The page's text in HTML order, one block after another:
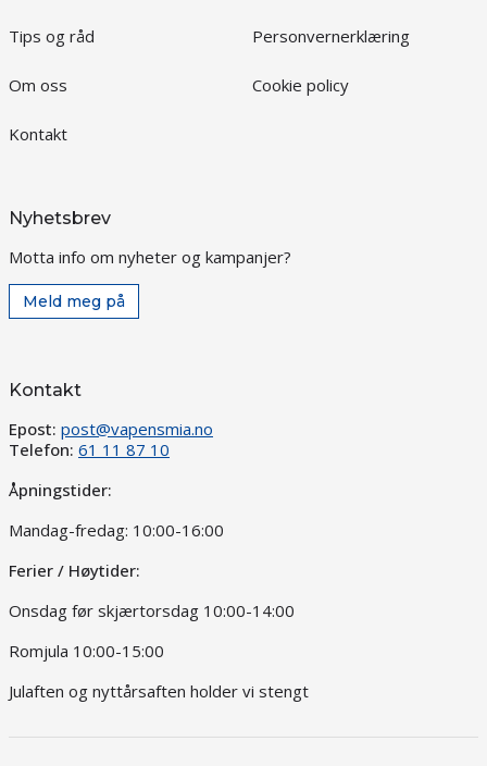
Tips og råd
Om oss
Kontakt
Personvernerklæring
Cookie policy
Nyhetsbrev
Motta info om nyheter og kampanjer?
Meld meg på
Kontakt
Epost: post@vapensmia.no
Telefon: 61 11 87 10
Åpningstider:
Mandag-fredag: 10:00-16:00
Ferier / Høytider:
Onsdag før skjærtorsdag 10:00-14:00
Romjula 10:00-15:00
Julaften og nyttårsaften holder vi stengt